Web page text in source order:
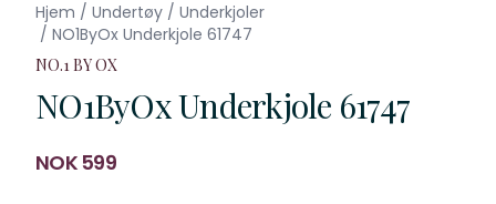
Hjem / Undertøy / Underkjoler
/ NO1ByOx Underkjole 61747
NO.1 BY OX
NO1ByOx Underkjole 61747
Produktdetaljer
NOK 599